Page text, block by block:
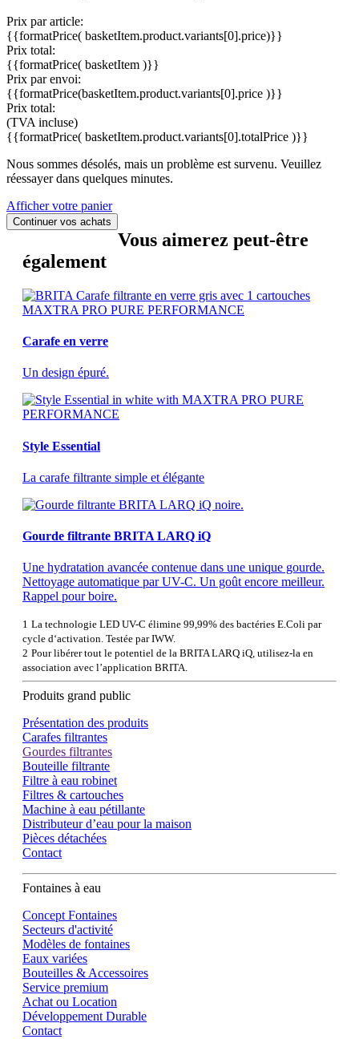
Prix par article:
{{formatPrice( basketItem.product.variants[0].price)}}
Prix total:
{{formatPrice( basketItem )}}
Prix par envoi:
{{formatPrice(basketItem.product.variants[0].price )}}
Prix total:
(TVA incluse)
{{formatPrice( basketItem.product.variants[0].totalPrice )}}
Nous sommes désolés, mais un problème est survenu. Veuillez
réessayer dans quelques minutes.
Afficher votre panier
Continuer vos achats
Vous aimerez peut-être
également
Carafe en verre
Un design épuré.
Style Essential
La carafe filtrante simple et élégante
Gourde filtrante BRITA LARQ iQ
Une hydratation avancée contenue dans une unique gourde.
Nettoyage automatique par UV-C. Un goût encore meilleur.
Rappel pour boire.
1 La technologie LED UV-C élimine 99,99% des bactéries E.Coli par
cycle d‘activation. Testée par IWW.
2 Pour libérer tout le potentiel de la BRITA LARQ iQ, utilisez-la en
association avec l’application BRITA.
Produits grand public
Présentation des produits
Carafes filtrantes
Gourdes filtrantes
Bouteille filtrante
Filtre à eau robinet
Filtres & cartouches
Machine à eau pétillante
Distributeur d’eau pour la maison
Pièces détachées
Contact
Fontaines à eau
Concept Fontaines
Secteurs d'activité
Modèles de fontaines
Eaux variées
Bouteilles & Accessoires
Service premium
Achat ou Location
Développement Durable
Contact